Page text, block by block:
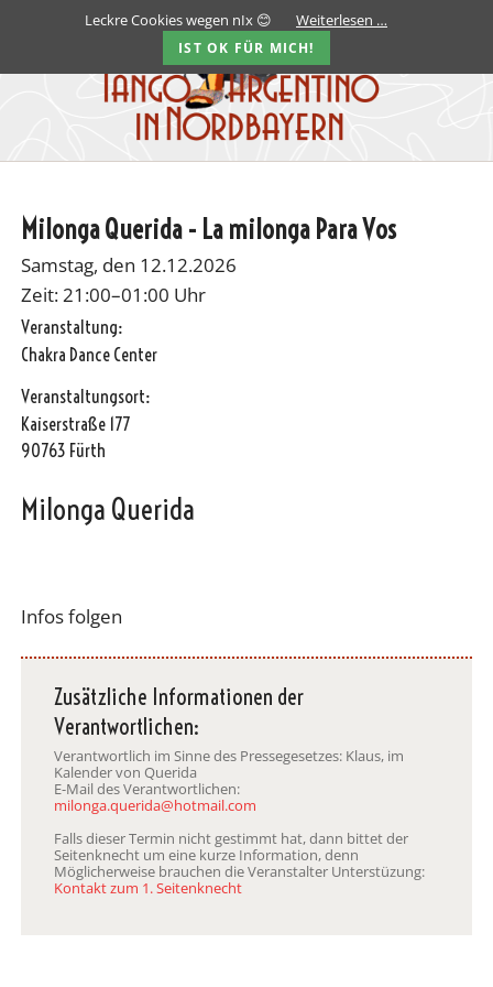
Milonga Querida - La milonga Para Vos
Samstag, den 12.12.2026
Zeit: 21:00–01:00 Uhr
Veranstaltung:
Chakra Dance Center
Veranstaltungsort:
Kaiserstraße 177
90763 Fürth
Milonga Querida
Infos folgen
Zusätzliche Informationen der
Verantwortlichen:
Verantwortlich im Sinne des Pressegesetzes: Klaus, im
Kalender von Querida
E-Mail des Verantwortlichen:
milonga.querida@hotmail.com
Falls dieser Termin nicht gestimmt hat, dann bittet der
Seitenknecht um eine kurze Information, denn
Möglicherweise brauchen die Veranstalter Unterstüzung:
Kontakt zum 1. Seitenknecht
Leckre Cookies wegen nIx 😊 Weiterlesen …
IST OK FÜR MICH!